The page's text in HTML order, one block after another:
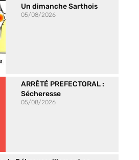
Un dimanche Sarthois
05/08/2026
ARRÊTÉ PREFECTORAL :
Sécheresse
05/08/2026